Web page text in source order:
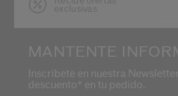
MANTENTE
Inscríbete en nuestra
descuento* en tu pedido.